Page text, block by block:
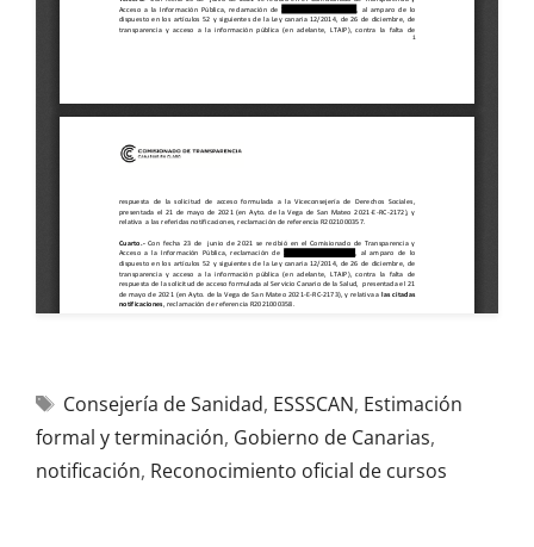
Consejería de Sanidad, ESSSCAN, Estimación
formal y terminación, Gobierno de Canarias,
notificación, Reconocimiento oficial de cursos